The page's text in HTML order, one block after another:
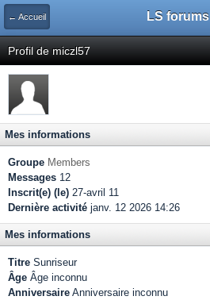
← Accueil LS forums
Profil de miczl57
Mes informations
Groupe Members
Messages 12
Inscrit(e) (le) 27-avril 11
Dernière activité janv. 12 2026 14:26
Mes informations
Titre Sunriseur
Âge Âge inconnu
Anniversaire Anniversaire inconnu